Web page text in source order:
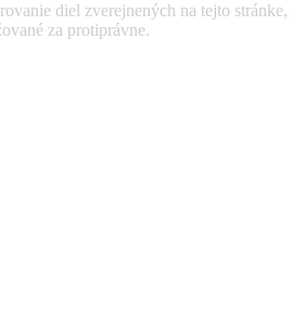
diel zverejnených na tejto
za protiprávne.